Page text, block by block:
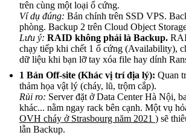
trên cùng một loại ổ cứng.
Ví dụ đúng: Bản chính trên SSD VPS.
phòng. Backup 2 trên Cloud Object
Lưu ý: RAID không phải là Backup.
chạy tiếp khi chết 1 ổ cứng (Availability),
dữ liệu khi bạn lỡ tay xóa file hay dính
1 Bản Off-site (Khác vị trí địa lý): Quan
thảm họa vật lý (cháy, lũ, trộm cắp).
Rủi ro: Server đặt ở Data Center Hà Nội,
khác... nằm ngay rack bên cạnh. Một vụ
OVH cháy ở Strasbourg năm 2021 ) sẽ
lẫn Backup.